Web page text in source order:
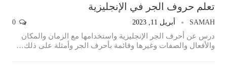
تعلم حروف الجر في الإنجليزية
SAMAH أبريل 11, 2023
درس عن أحرف الجر الإنجليزية واستخدامها مع الزمان والمكان
والأفعال والصفات وغيرها وقائمة بأحرف الجر وأمثلة على ذلك…